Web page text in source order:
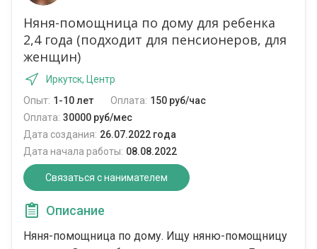
Няня-помощница по дому для ребенка
2,4 года (подходит для пенсионеров, для
женщин)
Иркутск, Центр
Опыт: 1-10 лет Оплата: 150 руб/час
Оплата: 30000 руб/мес
Дата создания: 26.07.2022 года
Дата начала работы: 08.08.2022
Связаться с нанимателем
Описание
Няня-помощница по дому. Ищу няню-помощницу